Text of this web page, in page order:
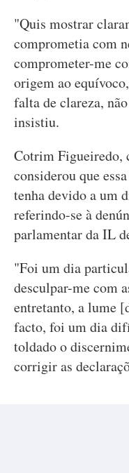
"Quis mostrar
comprometia com
comprometer-me
origem ao
falta de clareza,
insistiu.
Cotrim Figueiredo,
considerou que
tenha devido a um
referindo-se à
parlamentar da IL
"Foi um dia
desculpar-me com
entretanto, a lume
facto, foi um dia
toldado o
corrigir as